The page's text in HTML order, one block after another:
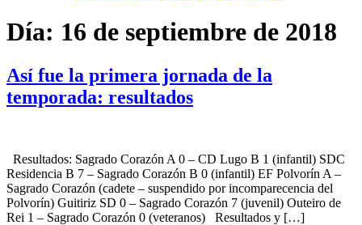
Día: 16 de septiembre de 2018
Así fue la primera jornada de la
temporada: resultados
Resultados: Sagrado Corazón A 0 – CD Lugo B 1 (infantil) SDC
Residencia B 7 – Sagrado Corazón B 0 (infantil) EF Polvorín A –
Sagrado Corazón (cadete – suspendido por incomparecencia del
Polvorín) Guitiriz SD 0 – Sagrado Corazón 7 (juvenil) Outeiro de
Rei 1 – Sagrado Corazón 0 (veteranos) Resultados y […]